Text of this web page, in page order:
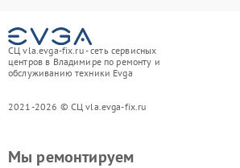
СЦ vla.evga-fix.ru - сеть сервисных
центров в Владимире по ремонту и
обслуживанию техники Evga
2021-2026 © СЦ vla.evga-fix.ru
Мы ремонтируем